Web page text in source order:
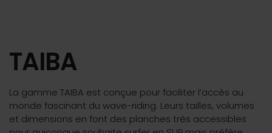
TAIBA
La gamme TAIBA est conçue pour faciliter l’accès au
monde fascinant du wave-riding. Leurs tailles, volumes
et dimensions en font des planches très accessibles